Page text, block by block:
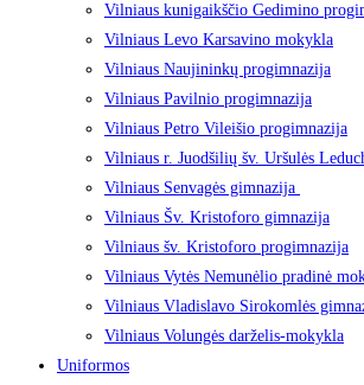
Vilniaus kunigaikščio Gedimino
Vilniaus Levo Karsavino mokykla
Vilniaus Naujininkų progimnazija
Vilniaus Pavilnio progimnazija
Vilniaus Petro Vileišio progimnazija
Vilniaus r. Juodšilių šv. Uršulės
Vilniaus Senvagės gimnazija
Vilniaus Šv. Kristoforo gimnazija
Vilniaus šv. Kristoforo progimnazija
Vilniaus Vytės Nemunėlio pradinė
Vilniaus Vladislavo Sirokomlės
Vilniaus Volungės darželis-mokykla
Uniformos